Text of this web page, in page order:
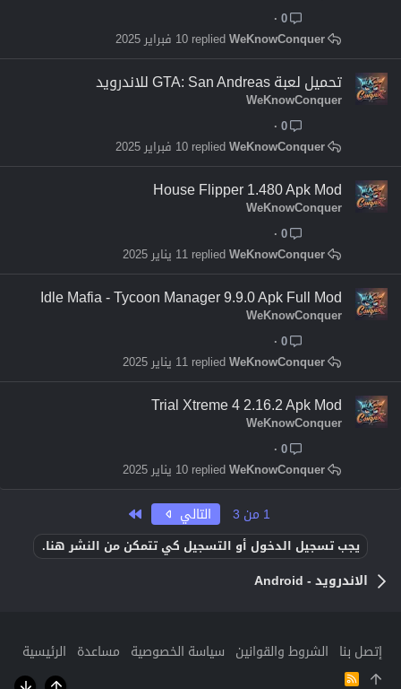
0
10 فبراير 2025
WeKnowConquer
تحميل لعبة GTA: San Andreas للاندرويد
WeKnowConquer
0
10 فبراير 2025
WeKnowConquer
House Flipper 1.480 Apk Mod
WeKnowConquer
0
11 يناير 2025
WeKnowConquer
Idle Mafia - Tycoon Manager 9.9.0 Apk Full Mod
WeKnowConquer
0
11 يناير 2025
WeKnowConquer
Trial Xtreme 4 2.16.2 Apk Mod
WeKnowConquer
0
10 يناير 2025
WeKnowConquer
1 من 3 التالي
يجب تسجيل الدخول أو التسجيل كي تتمكن من النشر هنا.
الاندرويد - Android
إتصل بنا الشروط والقوانين سياسة الخصوصية مساعدة الرئيسية
R